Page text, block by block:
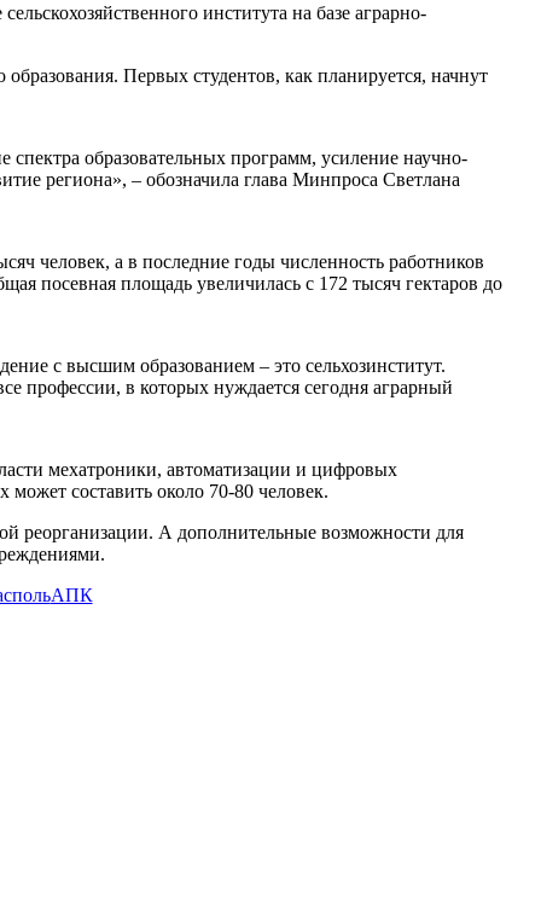
института на базе аграрно-
Первых студентов, как планируется, начнут
образовательных программ, усиление научно-
региона», – обозначила глава Минпроса Светлана
человек, а в последние годы численность работников
посевная площадь увеличилась с 172 тысяч гектаров до
с высшим образованием – это сельхозинститут.
профессии, в которых нуждается сегодня аграрный
мехатроники, автоматизации и цифровых
составить около 70-80 человек.
реорганизации. А дополнительные возможности для
АПК